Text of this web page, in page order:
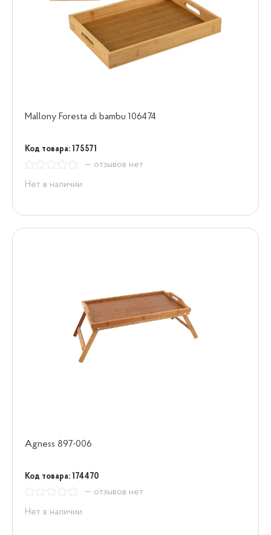
Mallony Foresta di bambu 106474
Код товара: 175571
— отзывов нет
Нет в наличии
Agness 897-006
Код товара: 174470
— отзывов нет
Нет в наличии